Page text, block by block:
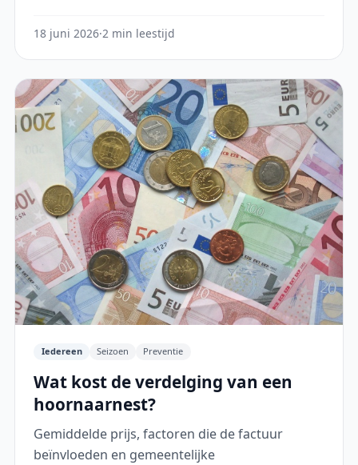
18 juni 2026·2 min leestijd
Iedereen Seizoen Preventie
Wat kost de verdelging van een
hoornaarnest?
Gemiddelde prijs, factoren die de factuur
beïnvloeden en gemeentelijke